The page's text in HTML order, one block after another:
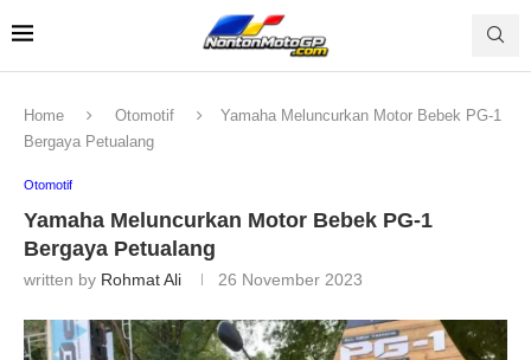
Home Otomotif
Yamaha Meluncurkan Motor Bebek PG-1
Bergaya Petualang
Otomotif
Yamaha Meluncurkan Motor Bebek PG-1
Bergaya Petualang
written by Rohmat Ali 26 November 2023